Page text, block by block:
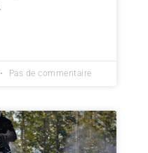
Pas de commentaire